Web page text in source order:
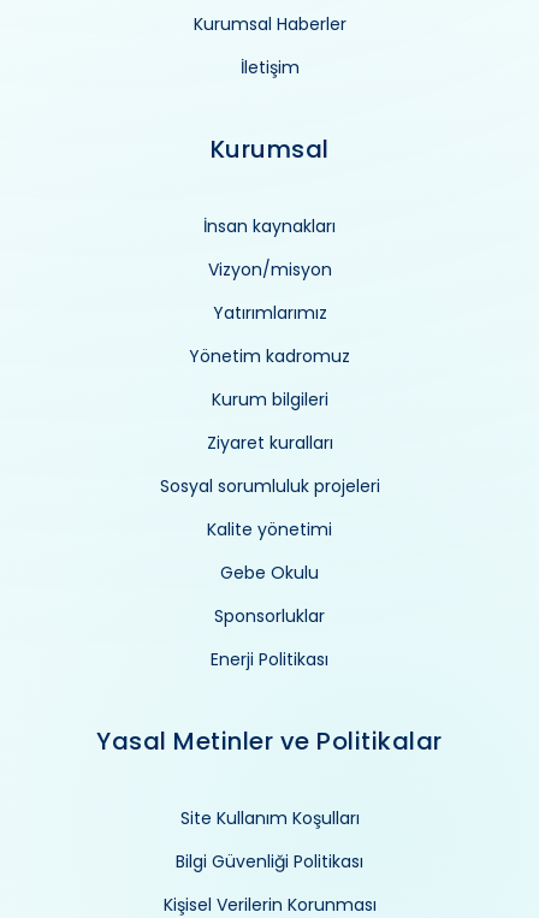
Kurumsal Haberler
İletişim
Kurumsal
İnsan kaynakları
Vizyon/misyon
Yatırımlarımız
Yönetim kadromuz
Kurum bilgileri
Ziyaret kuralları
Sosyal sorumluluk projeleri
Kalite yönetimi
Gebe Okulu
Sponsorluklar
Enerji Politikası
Yasal Metinler ve Politikalar
Site Kullanım Koşulları
Bilgi Güvenliği Politikası
Kişisel Verilerin Korunması